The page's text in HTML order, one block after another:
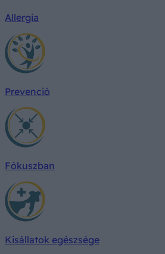
Allergia
Prevenció
Fókuszban
Kisállatok egészsége